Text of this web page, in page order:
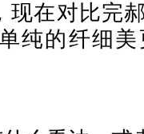
现在对比完
纯的纤细